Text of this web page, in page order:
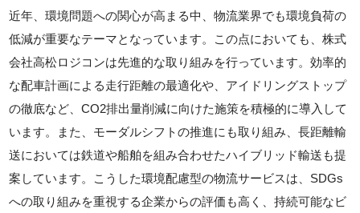
近年、環境問題への関心が高まる中、物流業界でも環境負荷の
低減が重要なテーマとなっています。この点においても、株式
会社高松ロジコンは先進的な取り組みを行っています。効率的
な配車計画による走行距離の最適化や、アイドリングストップ
の徹底など、CO2排出量削減に向けた施策を積極的に導入して
います。また、モーダルシフトの推進にも取り組み、長距離輸
送においては鉄道や船舶を組み合わせたハイブリッド輸送も提
案しています。こうした環境配慮型の物流サービスは、SDGs
への取り組みを重視する企業からの評価も高く、持続可能なビ